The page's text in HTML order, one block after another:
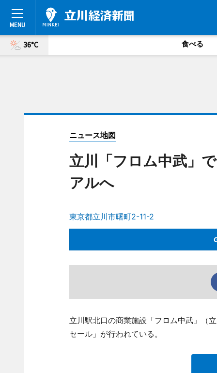
36°C 食べる
ニュース地図
立川「フロム中武」
アルへ
東京都立川市曙町2-11-2
立川駅北口の商業施設「フロム中武」（
セール」が行われている。